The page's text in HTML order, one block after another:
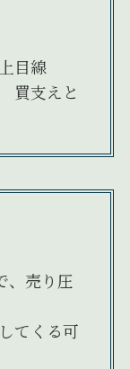
目線
買支えと
、売り圧
てくる可